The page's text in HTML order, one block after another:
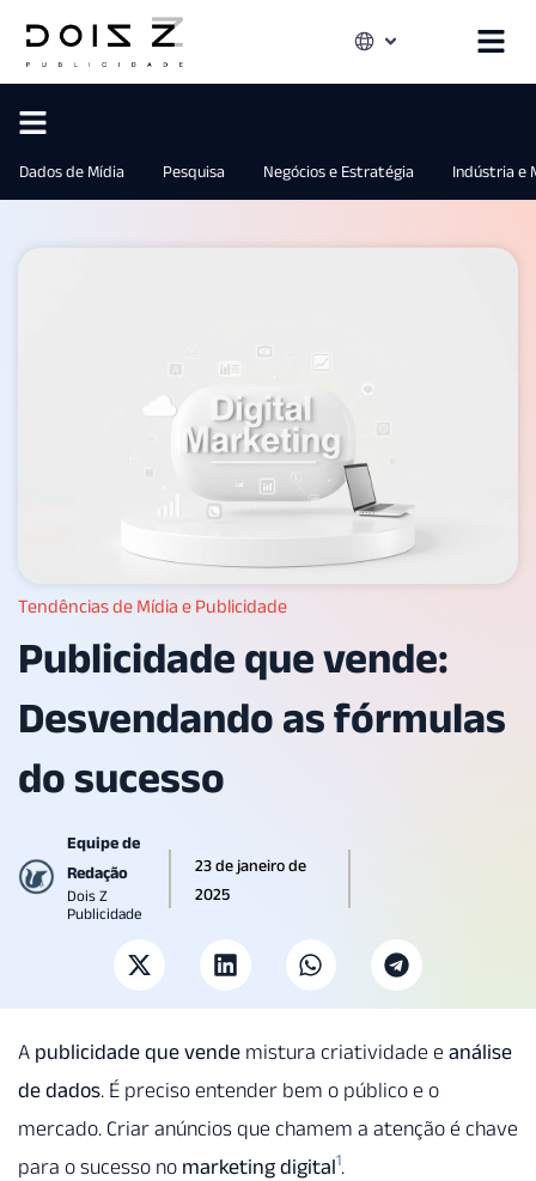
Dados de Mídia Pesquisa Negócios e Estratégia Indústria e
Tendências de Mídia e Publicidade
Publicidade que vende:
Desvendando as fórmulas
do sucesso
Equipe de
Redação
Dois Z
Publicidade
23 de janeiro de
2025
A publicidade que vende mistura criatividade e análise
de dados. É preciso entender bem o público e o
mercado. Criar anúncios que chamem a atenção é chave
para o sucesso no marketing digital1.